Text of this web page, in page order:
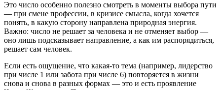
Это число особенно полезно смотреть в моменты выбора пути
— при смене профессии, в кризисе смысла, когда хочется
понять, в какую сторону направлена природная энергия.
Важно: число не решает за человека и не отменяет выбор —
оно лишь подсказывает направление, а как им распорядиться,
решает сам человек.
Если есть ощущение, что какая-то тема (например, лидерство
при числе 1 или забота при числе 6) повторяется в жизни
снова и снова в разных формах — это и есть проявление